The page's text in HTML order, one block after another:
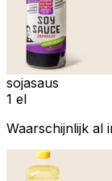
sojasaus
1 el
Waarschijnlijk al